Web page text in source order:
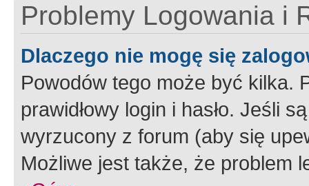
Problemy Logowania i
Dlaczego nie mogę się
Powodów tego może być kilka.
prawidłowy login i hasło. Jeśli
wyrzucony z forum (aby się
Możliwe jest także, że problem